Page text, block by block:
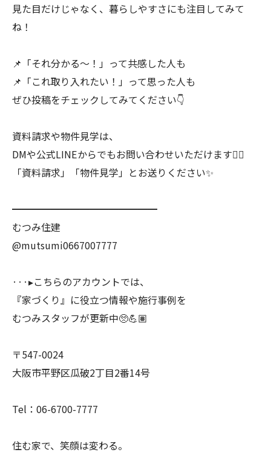
見た目だけじゃなく、暮らしやすさにも注目してみて
ね！
📌「それ分かる〜！」って共感した人も
📌「これ取り入れたい！」って思った人も
ぜひ投稿をチェックしてみてください👇
資料請求や物件見学は、
DMや公式LINEからでもお問い合わせいただけます💁‍♀️
「資料請求」「物件見学」とお送りください✨
━━━━━━━━━━━━━━━
むつみ住建
@mutsumi0667007777
···▸こちらのアカウントでは、
『家づくり』に役立つ情報や施行事例を
むつみスタッフが更新中🥺💪🏽
〒547-0024
大阪市平野区瓜破2丁目2番14号
Tel：06-6700-7777
住む家で、笑顔は変わる。